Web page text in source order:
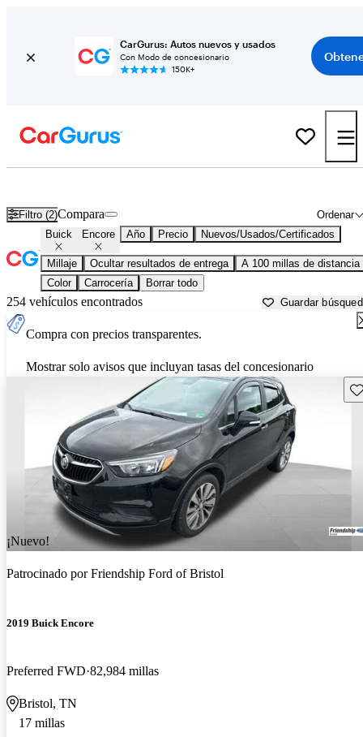
CarGurus: Autos nuevos y usados
Con Modo de concesionario
150K+
Filtro (2) Ordenar
Compara
Buick Encore Año Precio Nuevos/Usados/Certificados
Millaje Ocultar resultados de entrega
A 100 millas de distancia
Color
Carrocería Borrar todo
254 vehículos encontrados Guardar
Compra con precios transparentes.
Mostrar solo avisos que incluyan tasas del concesionario
¡Nuevo!
Patrocinado porFriendship Ford of Bristol
2019 Buick Encore
Preferred FWD 82,984 millas
Bristol, TN
17 millas